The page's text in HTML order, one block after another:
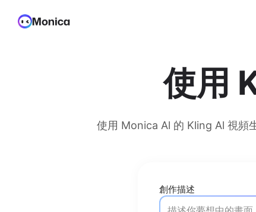
使用
使用 Monica Al 的 Kling Al 視頻
創作描述